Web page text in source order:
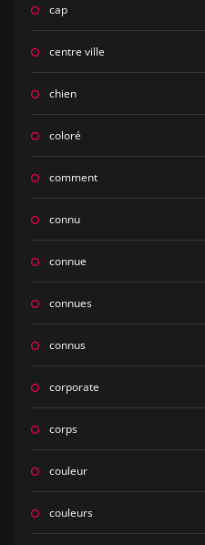
cap
centre ville
chien
coloré
comment
connu
connue
connues
connus
corporate
corps
couleur
couleurs